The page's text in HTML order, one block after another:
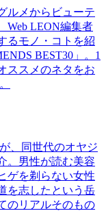
ルメからビューテ
Web LEON編集者
るモノ・コトを紹
BEST30」。1
ススメのネタをお
、同世代のオヤジ
。男性が読む美容
ゲを剃らない女性
を志したという岳
のリアルそのもの